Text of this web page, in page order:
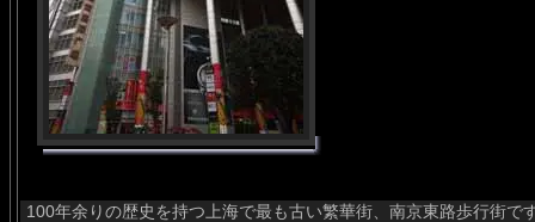
100年余りの歴史を持つ上海で最も古い繁華街、南京東路歩行街